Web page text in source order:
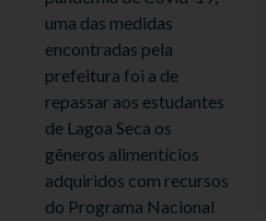
uma das medidas
encontradas pela
prefeitura foi a de
repassar aos estudantes
de Lagoa Seca os
gêneros alimentícios
adquiridos com recursos
do Programa Nacional